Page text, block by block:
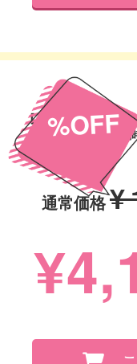
%OFF
【ALESSANDRA
ム付 ネコモチーフ 腕
ース レ
通常価格¥